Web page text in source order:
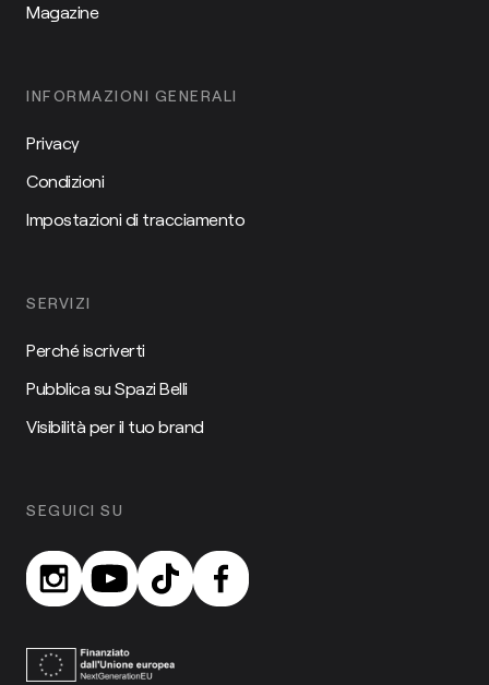
Magazine
INFORMAZIONI GENERALI
Privacy
Condizioni
Impostazioni di tracciamento
SERVIZI
Perché iscriverti
Pubblica su Spazi Belli
Visibilità per il tuo brand
SEGUICI SU